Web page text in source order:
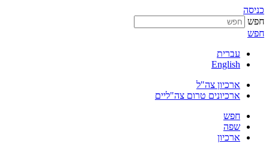
כניסה
חפש
חפש
עברית
English
ארכיון צה"ל
ארכיונים טרום צה"ליים
חפש
שפה
ארכיון